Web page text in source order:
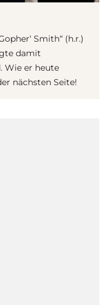
Smith“ (h.r.)
damit
Wie er heute
nächsten Seite!